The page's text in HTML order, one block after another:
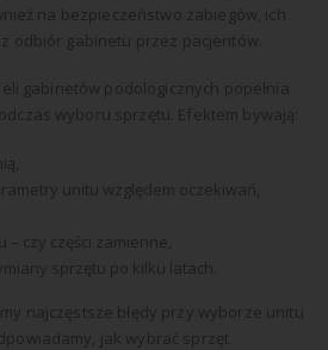
na bezpieczeństwo zabiegów, ich
odbiór gabinetu przez pacjentów.
gabinetów podologicznych popełnia
wyboru sprzętu. Efektem bywają:
unitu względem oczekiwań,
czy części zamienne,
sprzętu po kilku latach.
najczęstsze błędy przy wyborze unitu
jak wybrać sprzęt